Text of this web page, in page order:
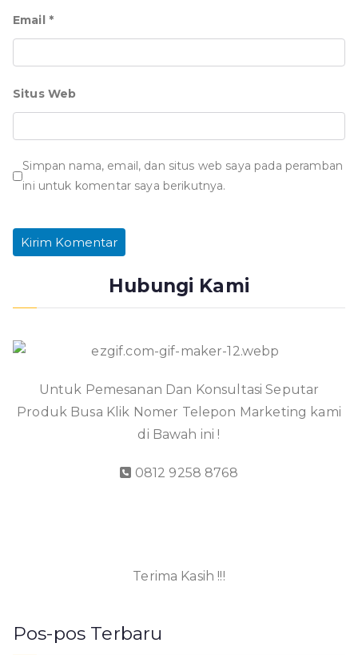
Email *
Situs Web
Simpan nama, email, dan situs web saya pada peramban
ini untuk komentar saya berikutnya.
Hubungi Kami
Untuk Pemesanan Dan Konsultasi Seputar
Produk Busa Klik Nomer Telepon Marketing kami
di Bawah ini !
0812 9258 8768
Terima Kasih !!!
Pos-pos Terbaru